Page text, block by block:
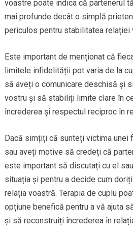
voastre poate indica că partenerul
mai profunde decât o simplă
periculos pentru stabilitatea relației
Este important de menționat că
limitele infidelității pot varia de la
să aveți o comunicare deschisă și
vostru și să stabiliți limite clare în
încrederea și respectul reciproc în
Dacă simțiți că sunteți victima unei
sau aveți motive să credeți că
este important să discutați cu el
situația și pentru a decide cum
relația voastră. Terapia de cuplu
opțiune benefică pentru a vă ajuta
și să reconstruiți încrederea în